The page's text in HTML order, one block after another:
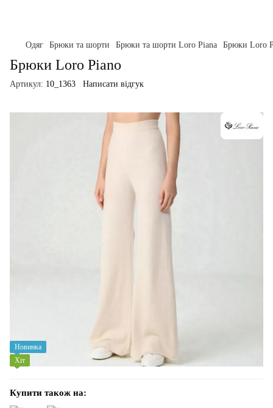
Одяг Брюки та шорти Брюки та шорти Loro Piana Брюки Loro
Брюки Loro Piano
Артикул: 10_1363 Написати відгук
Новинка
Хіт
Купити також на: